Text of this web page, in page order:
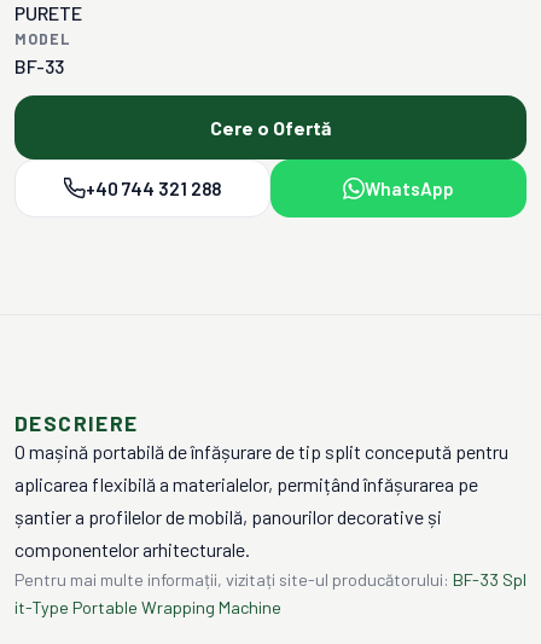
PURETE
MODEL
BF-33
Cere o Ofertă
+40 744 321 288 WhatsApp
DESCRIERE
O mașină portabilă de înfășurare de tip split concepută pentru
aplicarea flexibilă a materialelor, permițând înfășurarea pe
șantier a profilelor de mobilă, panourilor decorative și
componentelor arhitecturale.
Pentru mai multe informații, vizitați site-ul producătorului: BF-33 Spl
it-Type Portable Wrapping Machine